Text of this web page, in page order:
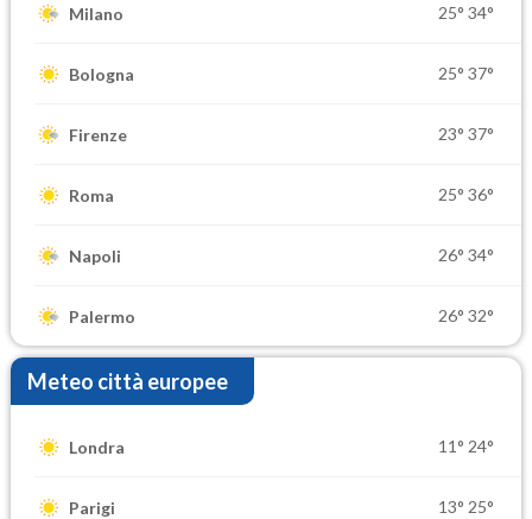
Milano 25° 34°
Bologna 25° 37°
Firenze 23° 37°
Roma 25° 36°
Napoli 26° 34°
Palermo 26° 32°
Meteo città europee
Londra 11° 24°
Parigi 13° 25°